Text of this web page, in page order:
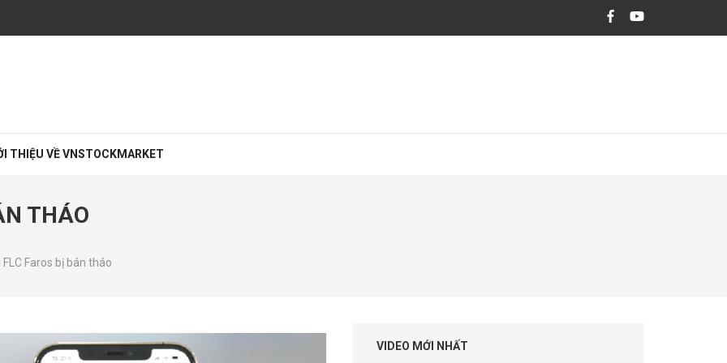
chứng khoán
THIỆU VỀ VNSTOCKMARKET
THÁO
FLC Faros bị bán tháo
VIDEO MỚI NHẤT